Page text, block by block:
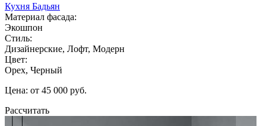
Кухня Бадьян
Материал фасада:
Экошпон
Стиль:
Дизайнерские, Лофт, Модерн
Цвет:
Орех, Черный
Цена: от 45 000 руб.
Рассчитать